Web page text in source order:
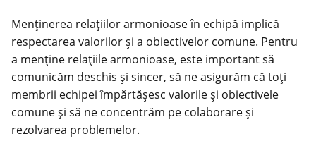
Menținerea relațiilor armonioase în echipă implică
respectarea valorilor și a obiectivelor comune. Pentru
a menține relațiile armonioase, este important să
comunicăm deschis și sincer, să ne asigurăm că toți
membrii echipei împărtășesc valorile și obiectivele
comune și să ne concentrăm pe colaborare și
rezolvarea problemelor.